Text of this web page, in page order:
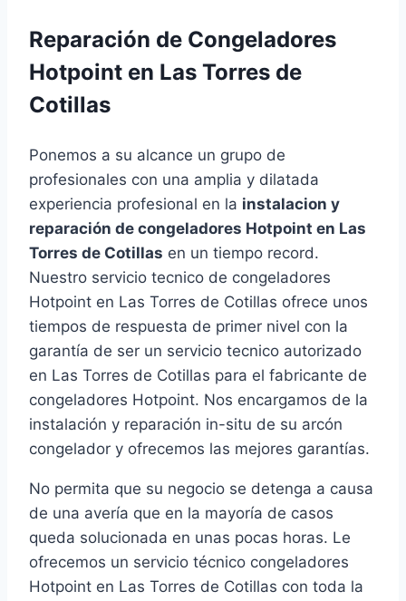
Reparación de Congeladores
Hotpoint en Las Torres de
Cotillas
Ponemos a su alcance un grupo de
profesionales con una amplia y dilatada
experiencia profesional en la instalacion y
reparación de congeladores Hotpoint en Las
Torres de Cotillas en un tiempo record.
Nuestro servicio tecnico de congeladores
Hotpoint en Las Torres de Cotillas ofrece unos
tiempos de respuesta de primer nivel con la
garantía de ser un servicio tecnico autorizado
en Las Torres de Cotillas para el fabricante de
congeladores Hotpoint. Nos encargamos de la
instalación y reparación in-situ de su arcón
congelador y ofrecemos las mejores garantías.
No permita que su negocio se detenga a causa
de una avería que en la mayoría de casos
queda solucionada en unas pocas horas. Le
ofrecemos un servicio técnico congeladores
Hotpoint en Las Torres de Cotillas con toda la